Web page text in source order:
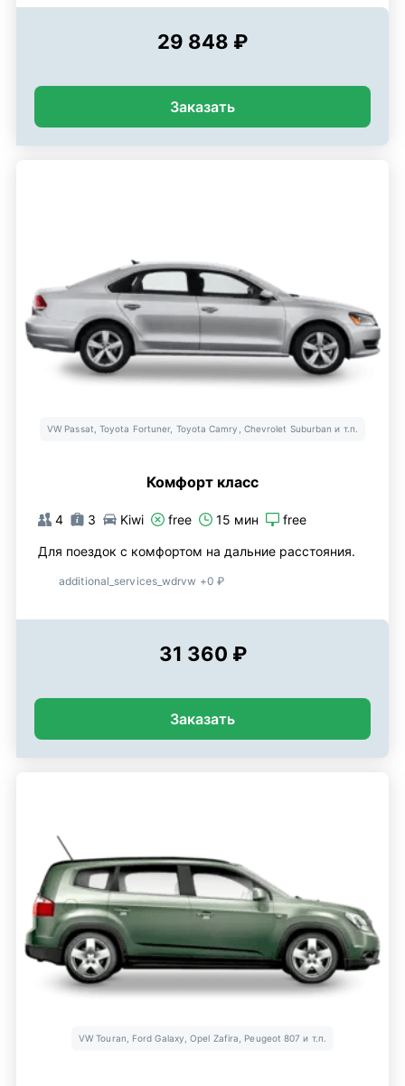
29 848 ₽
Заказать
VW Passat, Toyota Fortuner, Toyota Camry, Chevrolet Suburban и т.п.
Комфорт класс
4 3 Kiwi free 15 мин free
Для поездок с комфортом на дальние расстояния.
additional_services_wdrvw +0 ₽
31 360 ₽
Заказать
VW Touran, Ford Galaxy, Opel Zafira, Peugeot 807 и т.п.